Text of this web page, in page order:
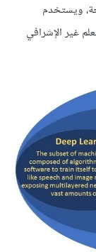
ويستخدم
غير الإشرافي